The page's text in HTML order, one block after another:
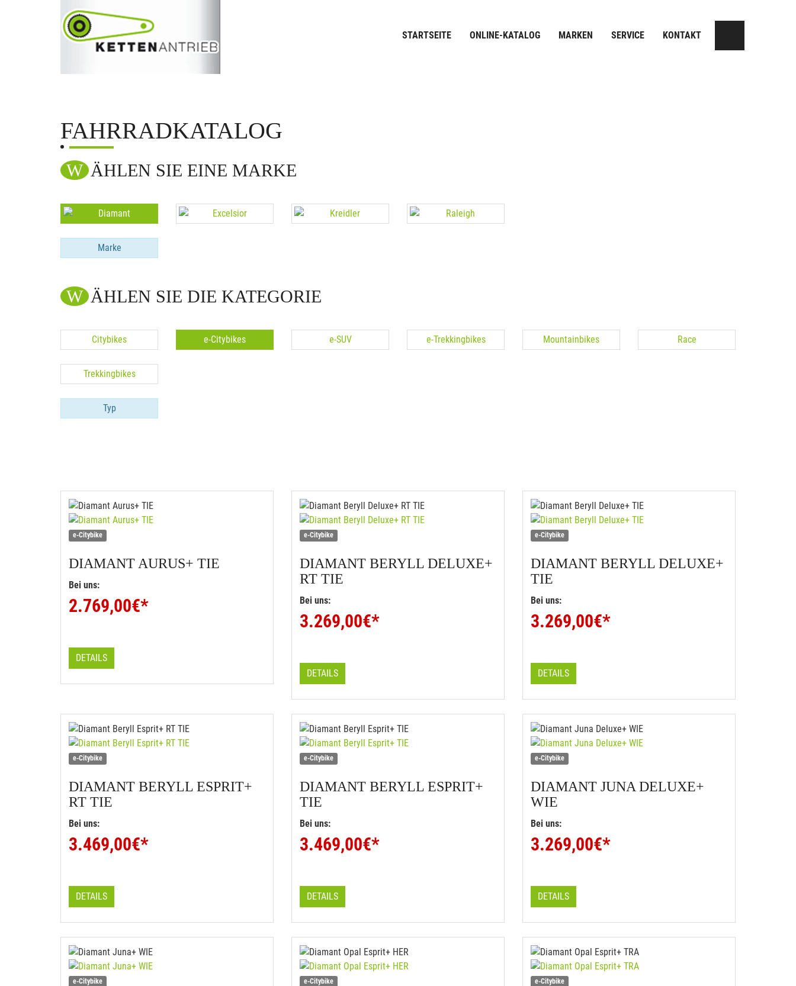
STARTSEITE ONLINE-KATALOG MARKEN SERVICE KONTAKT
FAHRRADKATALOG
WÄHLEN SIE EINE MARKE
Marke
WÄHLEN SIE DIE KATEGORIE
Citybikes e-Citybikes e-SUV e-Trekkingbikes Mountainbikes Race
Trekkingbikes
Typ
e-Citybike
DIAMANT AURUS+ TIE
Bei uns:
2.769,00€*
DETAILS
e-Citybike
DIAMANT BERYLL DELUXE+
RT TIE
Bei uns:
3.269,00€*
DETAILS
e-Citybike
DIAMANT BERYLL DELUXE+
TIE
Bei uns:
3.269,00€*
DETAILS
e-Citybike
DIAMANT BERYLL ESPRIT+
RT TIE
Bei uns:
3.469,00€*
DETAILS
e-Citybike
DIAMANT BERYLL ESPRIT+
TIE
Bei uns:
3.469,00€*
DETAILS
e-Citybike
DIAMANT JUNA DELUXE+
WIE
Bei uns:
3.269,00€*
DETAILS
e-Citybike e-Citybike e-Citybike